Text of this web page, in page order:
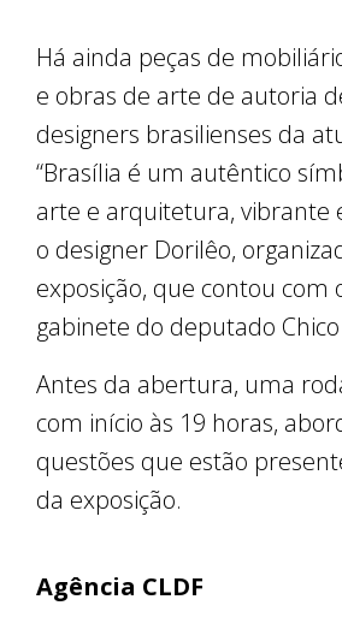
Há ainda peças de
e obras de arte de autoria
designers brasilienses da
“Brasília é um autêntico
arte e arquitetura, vibrante
o designer Dorilêo,
exposição, que contou com
gabinete do deputado Chico
Antes da abertura, uma
com início às 19 horas,
questões que estão
da exposição.
Agência CLDF